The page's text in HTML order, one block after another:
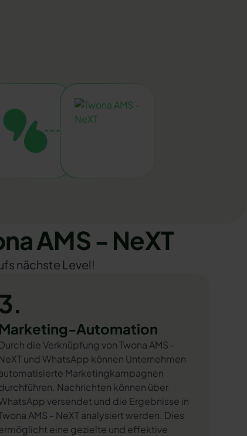
AMS - NeXT
nächste Level!
3.
Marketing-Automation
die Verknüpfung von Twona AMS -
und WhatsApp können Unternehmen
Marketingkampagnen
Nachrichten können über
versendet und die Ergebnisse in
AMS - NeXT analysiert werden. Dies
eine gezielte und effektive